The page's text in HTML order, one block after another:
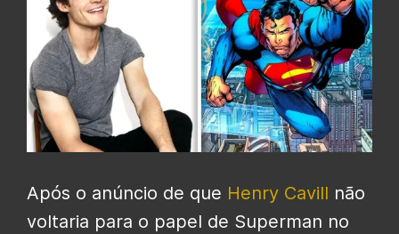
Após o anúncio de que Henry Cavill não
voltaria para o papel de Superman no